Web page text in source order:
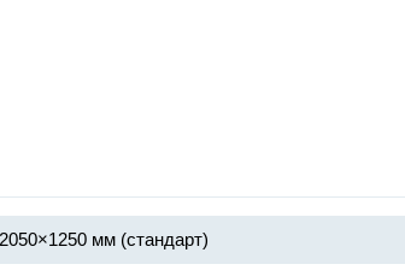
2050×1250 мм (стандарт)